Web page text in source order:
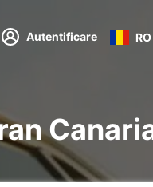
Autentificare RO